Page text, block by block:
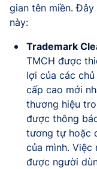
gian tên miền.
này:
Trademark
TMCH được
lợi của các
cấp cao mới
thương hiệu
được thông
tương tự hoặc
của mình. Việc
được người